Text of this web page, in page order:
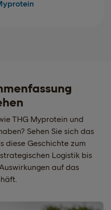
THG Myprotein und
Sehen Sie sich das
diese Geschichte zum
Logistik bis
auf das